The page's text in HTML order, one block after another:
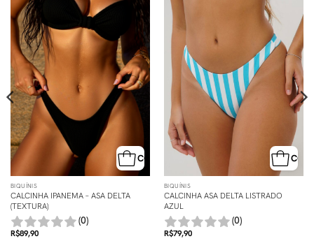
COMPRA RÁPIDA
BIQUÍNIS
CALCINHA IPANEMA – ASA DELTA
(TEXTURA)
(0)
R$89,90
BIQUÍNIS
CALCINHA ASA DELTA LISTRADO
AZUL
(0)
R$79,90
RÁPIDA